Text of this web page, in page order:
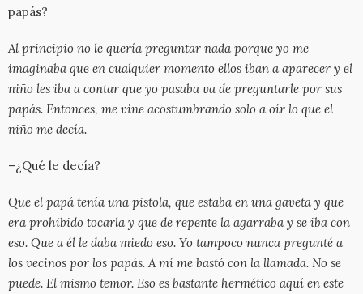
papás?
Al principio no le quería preguntar nada porque yo me
imaginaba que en cualquier momento ellos iban a aparecer y el
niño les iba a contar que yo pasaba va de preguntarle por sus
papás. Entonces, me vine acostumbrando solo a oír lo que el
niño me decía.
–¿Qué le decía?
Que el papá tenía una pistola, que estaba en una gaveta y que
era prohibido tocarla y que de repente la agarraba y se iba con
eso. Que a él le daba miedo eso. Yo tampoco nunca pregunté a
los vecinos por los papás. A mí me bastó con la llamada. No se
puede. El mismo temor. Eso es bastante hermético aquí en este